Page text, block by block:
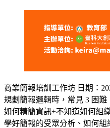
商業簡報培訓工作坊 日期：
規劃簡報邏輯時，常見 3 困
如何精簡資訊+不知道如何組
學好簡報的受眾分析、如何